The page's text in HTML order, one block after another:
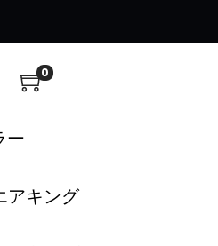
0
ー
アキング